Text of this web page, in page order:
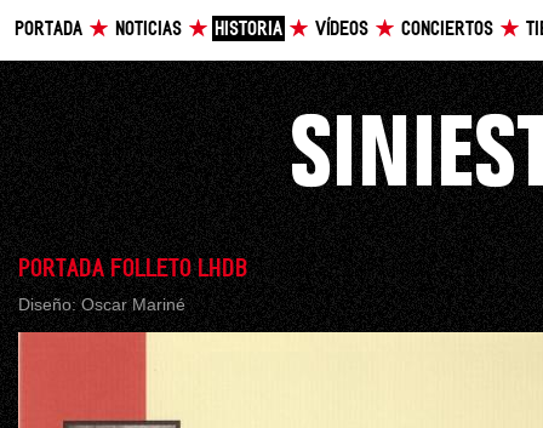
PORTADA NOTICIAS HISTORIA VÍDEOS CONCIERTOS
PORTADA FOLLETO LHDB
Diseño: Oscar Mariné